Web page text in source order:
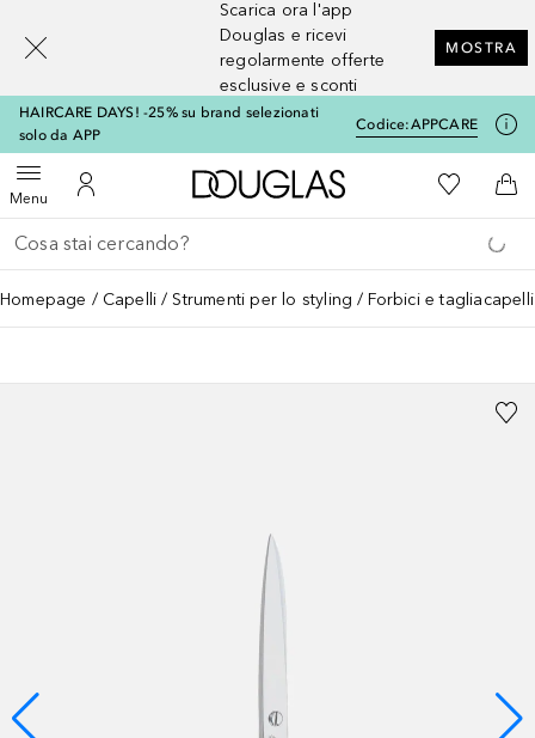
Scarica ora l'app
Douglas e ricevi
regolarmente offerte
esclusive e sconti
MOSTRA
HAIRCARE DAYS! -25% su brand selezionati
solo da APP
Codice:APPCARE
MenuApri menuAl Mio Account
A Douglas HomeAlla Mia
Al
Torna indietro
Esegui ricerca
Homepage Capelli Strumenti per lo styling Forbici e tagliacapelli
[navigation.slideout.screenreader]